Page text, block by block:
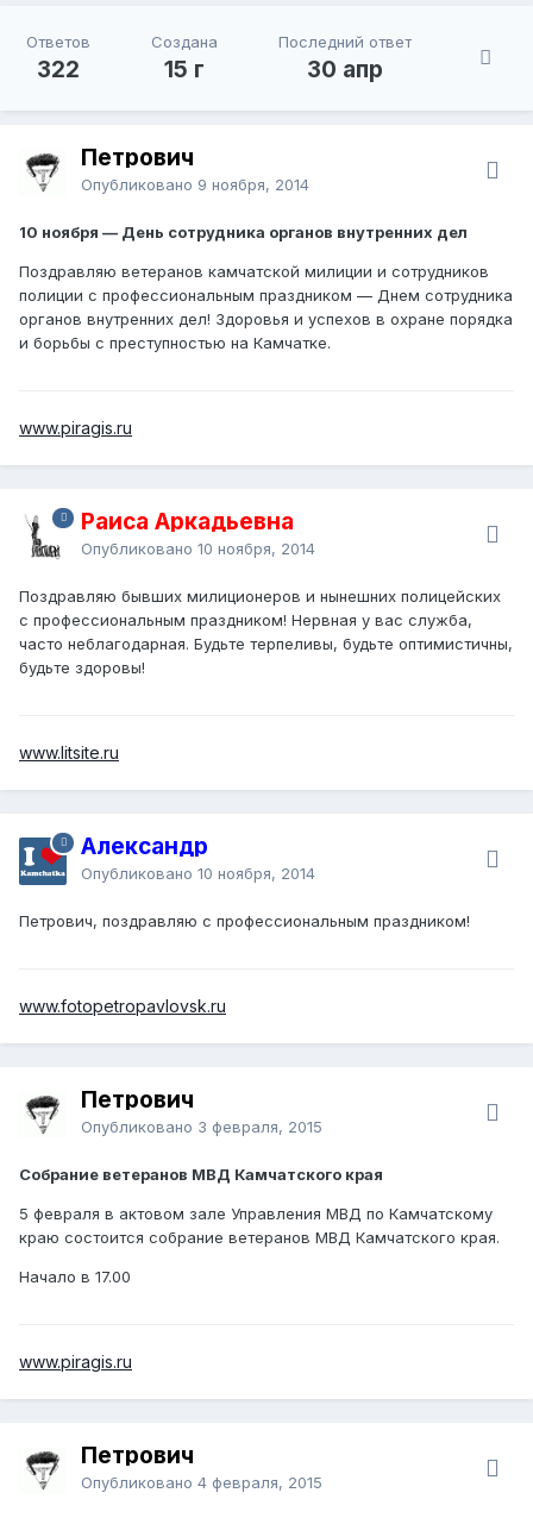
Ответов
322
Создана
15 г
Последний ответ
30 апр
Петрович
Опубликовано 9 ноября, 2014
10 ноября — День сотрудника органов внутренних дел
Поздравляю ветеранов камчатской милиции и сотрудников
полиции с профессиональным праздником — Днем сотрудника
органов внутренних дел! Здоровья и успехов в охране порядка
и борьбы с преступностью на Камчатке.
www.piragis.ru
Раиса Аркадьевна
Опубликовано 10 ноября, 2014
Поздравляю бывших милиционеров и нынешних полицейских
с профессиональным праздником! Нервная у вас служба,
часто неблагодарная. Будьте терпеливы, будьте оптимистичны,
будьте здоровы!
www.litsite.ru
Александр
Опубликовано 10 ноября, 2014
Петрович, поздравляю с профессиональным праздником!
www.fotopetropavlovsk.ru
Петрович
Опубликовано 3 февраля, 2015
Собрание ветеранов МВД Камчатского края
5 февраля в актовом зале Управления МВД по Камчатскому
краю состоится собрание ветеранов МВД Камчатского края.
Начало в 17.00
www.piragis.ru
Петрович
Опубликовано 4 февраля, 2015